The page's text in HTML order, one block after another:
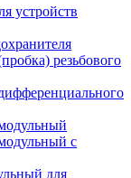
устройств
резьбового
с
для